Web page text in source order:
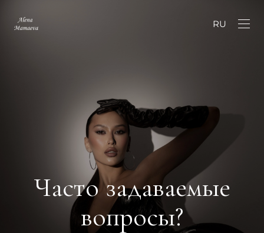
RU
Часто задаваемые
вопросы?